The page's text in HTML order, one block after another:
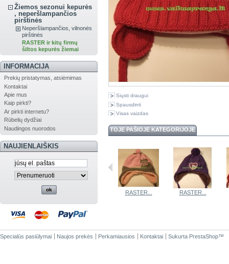
Žiemos sezonui kepurės
, neperšlampančios
pirštinės
Neperšlampančios, vilnonės
pirštinės
RASTER ir kitų firmų
šiltos kepurės žiemai
INFORMACIJA
Prekių pristatymas, atsiėmimas
Kontaktai
Apie mus
Kaip pirkti?
Ar pirkti internetu?
Rūbelių dydžiai
Naudingos nuorodos
NAUJIENLAIŠKIS
Siųsti draugui
Spausdinti
Visas vaizdas
TOJE PAŠIOJE KATEGORIJOJE
RASTER... RASTER... RASTER...
Specialūs pasiūlymai Naujos prekės Perkamiausios Kontaktai Sukurta PrestaShop™